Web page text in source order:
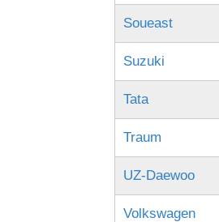
Soueast
Suzuki
Tata
Traum
UZ-Daewoo
Volkswagen